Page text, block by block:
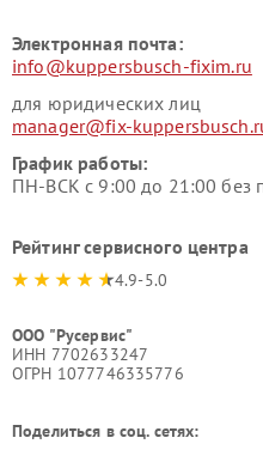
Электронная почта:
info@kuppersbusch-fixim.ru
для юридических лиц
manager@fix-
График работы:
ПН-ВСК с 9:00 до 21:00 без
Рейтинг сервисного центра
4.9-5.0
ООО "Русервис"
ИНН 7702633247
ОГРН 1077746335776
Поделиться в соц. сетях: